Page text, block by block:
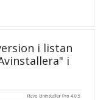
i listan
i